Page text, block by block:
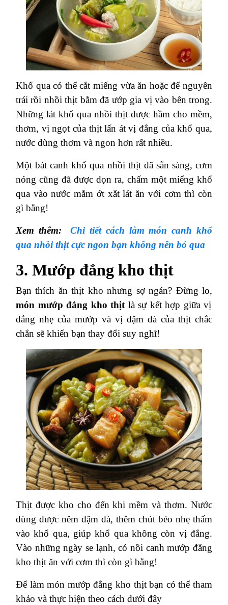
Khổ qua có thể cắt miếng vừa ăn hoặc để nguyên
trái rồi nhồi thịt bằm đã ướp gia vị vào bên trong.
Những lát khổ qua nhồi thịt được hầm cho mềm,
thơm, vị ngọt của thịt lấn át vị đắng của khổ qua,
nước dùng thơm và ngon hơn rất nhiều.
Một bát canh khổ qua nhồi thịt đã sẵn sàng, cơm
nóng cũng đã được dọn ra, chấm một miếng khổ
qua vào nước mắm ớt xắt lát ăn với cơm thì còn
gì bằng!
Xem thêm:Chi tiết cách làm món canh khổ
qua nhồi thịt cực ngon bạn không nên bỏ qua
3. Mướp đắng kho thịt
Bạn thích ăn thịt kho nhưng sợ ngán? Đừng lo,
món mướp đắng kho thịt là sự kết hợp giữa vị
đắng nhẹ của mướp và vị đậm đà của thịt chắc
chắn sẽ khiến bạn thay đổi suy nghĩ!
Thịt được kho cho đến khi mềm và thơm. Nước
dùng được nêm đậm đà, thêm chút béo nhẹ thấm
vào khổ qua, giúp khổ qua không còn vị đắng.
Vào những ngày se lạnh, có nồi canh mướp đắng
kho thịt ăn với cơm thì còn gì bằng!
Để làm món mướp đắng kho thịt bạn có thể tham
khảo và thực hiện theo cách dưới đây